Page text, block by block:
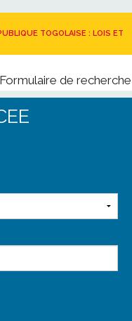
TOGOLAISE : LOIS ET
Formulaire de recherche
Rechercher